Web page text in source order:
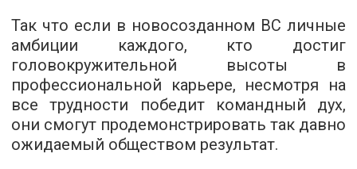
Так что если в новосозданном ВС личные
амбиции каждого, кто достиг
головокружительной высоты в
профессиональной карьере, несмотря на
все трудности победит командный дух,
они смогут продемонстрировать так давно
ожидаемый обществом результат.